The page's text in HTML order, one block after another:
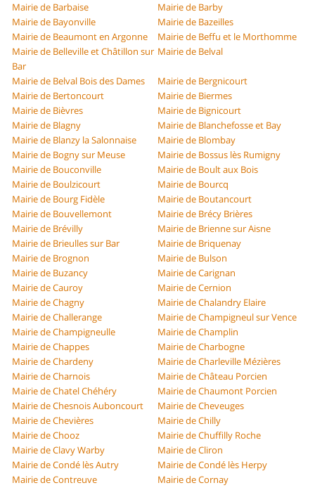
Mairie de Barbaise
Mairie de Barby
Mairie de Bayonville
Mairie de Bazeilles
Mairie de Beaumont en Argonne
Mairie de Beffu et le Morthomme
Mairie de Belleville et Châtillon sur
Bar
Mairie de Belval
Mairie de Belval Bois des Dames
Mairie de Bergnicourt
Mairie de Bertoncourt
Mairie de Biermes
Mairie de Bièvres
Mairie de Bignicourt
Mairie de Blagny
Mairie de Blanchefosse et Bay
Mairie de Blanzy la Salonnaise
Mairie de Blombay
Mairie de Bogny sur Meuse
Mairie de Bossus lès Rumigny
Mairie de Bouconville
Mairie de Boult aux Bois
Mairie de Boulzicourt
Mairie de Bourcq
Mairie de Bourg Fidèle
Mairie de Boutancourt
Mairie de Bouvellemont
Mairie de Brécy Brières
Mairie de Brévilly
Mairie de Brienne sur Aisne
Mairie de Brieulles sur Bar
Mairie de Briquenay
Mairie de Brognon
Mairie de Bulson
Mairie de Buzancy
Mairie de Carignan
Mairie de Cauroy
Mairie de Cernion
Mairie de Chagny
Mairie de Chalandry Elaire
Mairie de Challerange
Mairie de Champigneul sur Vence
Mairie de Champigneulle
Mairie de Champlin
Mairie de Chappes
Mairie de Charbogne
Mairie de Chardeny
Mairie de Charleville Mézières
Mairie de Charnois
Mairie de Château Porcien
Mairie de Chatel Chéhéry
Mairie de Chaumont Porcien
Mairie de Chesnois Auboncourt
Mairie de Cheveuges
Mairie de Chevières
Mairie de Chilly
Mairie de Chooz
Mairie de Chuffilly Roche
Mairie de Clavy Warby
Mairie de Cliron
Mairie de Condé lès Autry
Mairie de Condé lès Herpy
Mairie de Contreuve
Mairie de Cornay